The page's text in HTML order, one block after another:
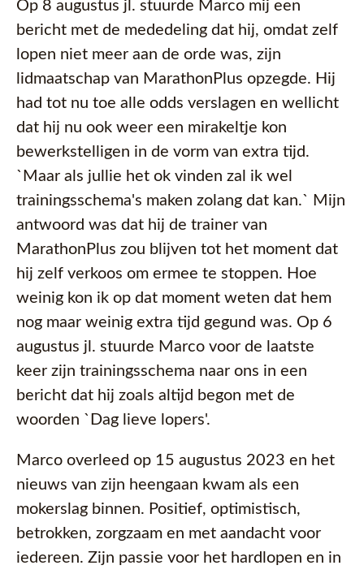
Op 8 augustus jl. stuurde Marco mij een
bericht met de mededeling dat hij, omdat zelf
lopen niet meer aan de orde was, zijn
lidmaatschap van MarathonPlus opzegde. Hij
had tot nu toe alle odds verslagen en wellicht
dat hij nu ook weer een mirakeltje kon
bewerkstelligen in de vorm van extra tijd.
`Maar als jullie het ok vinden zal ik wel
trainingsschema's maken zolang dat kan.` Mijn
antwoord was dat hij de trainer van
MarathonPlus zou blijven tot het moment dat
hij zelf verkoos om ermee te stoppen. Hoe
weinig kon ik op dat moment weten dat hem
nog maar weinig extra tijd gegund was. Op 6
augustus jl. stuurde Marco voor de laatste
keer zijn trainingsschema naar ons in een
bericht dat hij zoals altijd begon met de
woorden `Dag lieve lopers'.
Marco overleed op 15 augustus 2023 en het
nieuws van zijn heengaan kwam als een
mokerslag binnen. Positief, optimistisch,
betrokken, zorgzaam en met aandacht voor
iedereen. Zijn passie voor het hardlopen en in